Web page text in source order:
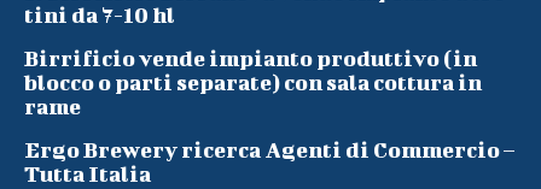
tini da 7-10 hl
Birrificio vende impianto produttivo (in
blocco o parti separate) con sala cottura in
rame
Ergo Brewery ricerca Agenti di Commercio –
Tutta Italia